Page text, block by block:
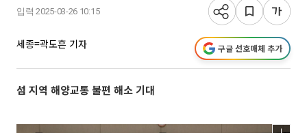
입력 2025-03-26 10:15
세종=곽도흔 기자 구글 선호매체 추가
섬 지역 해양교통 불편 해소 기대